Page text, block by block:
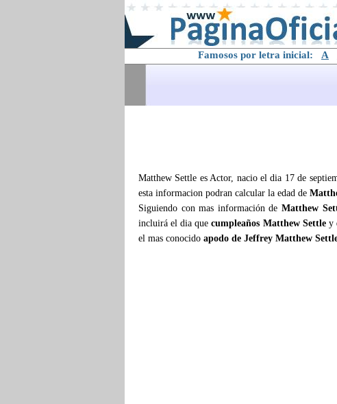
Famosos por letra inicial: A
Matthew Settle es Actor, nacio el dia 17 de
esta informacion podran calcular la edad de
Siguiendo con mas información de Matthew
incluirá el dia quecumpleaños Matthew Settley
el mas conocido apodo de Jeffrey Matthew